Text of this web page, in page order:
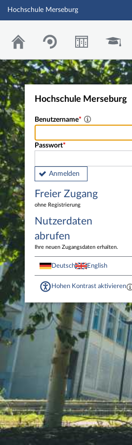
Hochschule Merseburg
Hochschule Merseburg
Benutzername
Passwort
Anmelden
Freier Zugang
ohne Registrierung
Nutzerdaten
abrufen
Ihre neuen Zugangsdaten erhalten.
Deutsch English
Hohen Kontrast aktivieren